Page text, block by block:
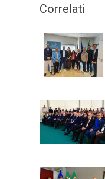
Correlati